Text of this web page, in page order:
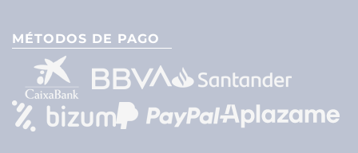
MÉTODOS DE PAGO